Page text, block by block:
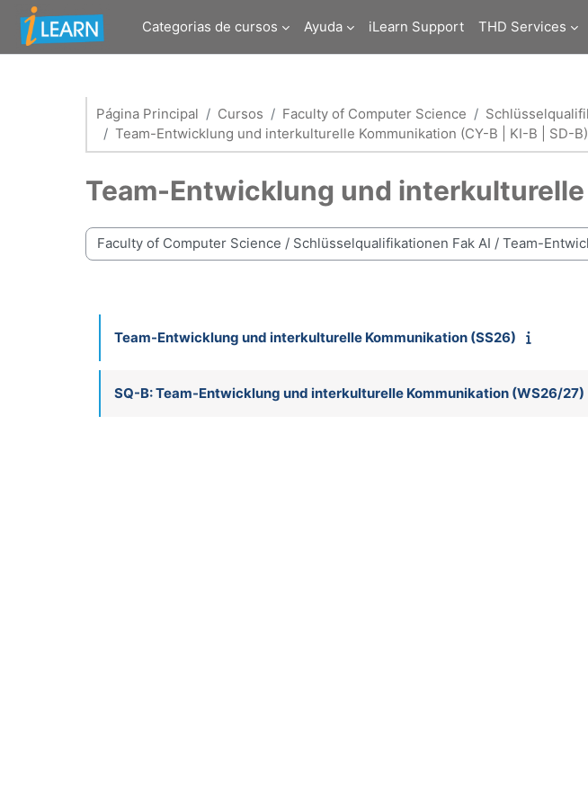
Salta al contenido principal
Categorias de cursos
Ayuda iLearn Support THD Services
Página Principal Cursos Faculty of Computer Science
Team-Entwicklung und interkulturelle Kommunikation (CY-B | KI-B | SD-B)
Team-Entwicklung und
Categorías
Team-Entwicklung und interkulturelle Kommunikation (SS26)
SQ-B: Team-Entwicklung und interkulturelle Kommunikation (WS26/27)